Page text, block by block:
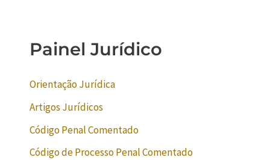
Painel Jurídico
Orientação Jurídica
Artigos Jurídicos
Código Penal Comentado
Código de Processo Penal Comentado